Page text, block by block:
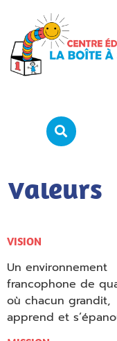
Vision,
Valeurs
Empty
VISION
Un environnement
francophone de
où chacun grandit,
apprend et